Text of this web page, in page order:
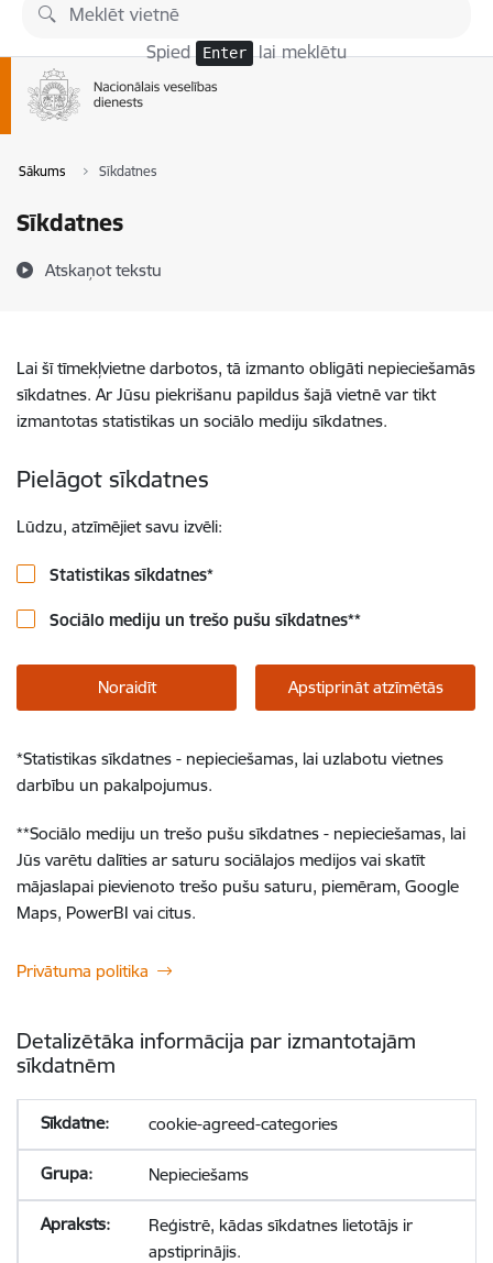
Pāriet uz lapas saturu
Spied Enter lai meklētu
Sākums Sīkdatnes
Sīkdatnes
Atskaņot tekstu
Lai šī tīmekļvietne darbotos, tā izmanto obligāti nepieciešamās
sīkdatnes. Ar Jūsu piekrišanu papildus šajā vietnē var tikt
izmantotas statistikas un sociālo mediju sīkdatnes.
Pielāgot sīkdatnes
Lūdzu, atzīmējiet savu izvēli:
Statistikas sīkdatnes*
Sociālo mediju un trešo pušu sīkdatnes**
Noraidīt Apstiprināt atzīmētās
*Statistikas sīkdatnes - nepieciešamas, lai uzlabotu vietnes
darbību un pakalpojumus.
**Sociālo mediju un trešo pušu sīkdatnes - nepieciešamas, lai
Jūs varētu dalīties ar saturu sociālajos medijos vai skatīt
mājaslapai pievienoto trešo pušu saturu, piemēram, Google
Maps, PowerBI vai citus.
Privātuma politika
Detalizētāka informācija par izmantotajām
sīkdatnēm
cookie-agreed-categories
Nepieciešams
Reģistrē, kādas sīkdatnes lietotājs ir
apstiprinājis.